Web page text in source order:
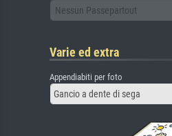
Nessun Passepartout
Varie ed extra
Appendiabiti per foto
Gancio a dente di sega